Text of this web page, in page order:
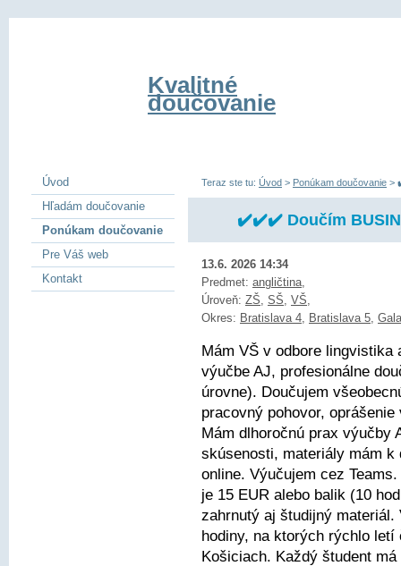
Kvalitné
doučovanie
Teraz ste tu: Úvod > Ponúkam doučovanie >
✔️✔️✔️ Doučím
13.6. 2026 14:34
Predmet: angličtina,
Úroveň: ZŠ, SŠ, VŠ,
Okres: Bratislava 4, Bratislava 5,
Mám VŠ v odbore
výučbe AJ, profesionálne
úrovne). Doučujem
pracovný pohovor,
Mám dlhoročnú prax výučby
skúsenosti, materiály mám
online. Výučujem cez
je 15 EUR alebo balik (10
zahrnutý aj študijný materiál.
hodiny, na ktorých rýchlo
Košiciach. Každý študent
Úvod
Hľadám doučovanie
Ponúkam doučovanie
Pre Váš web
Kontakt